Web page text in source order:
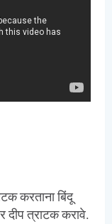
करताना बिंदू
दीप त्राटक करावे.